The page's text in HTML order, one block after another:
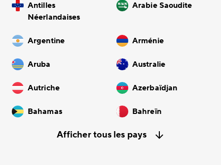
Antilles
Néerlandaises
Arabie Saoudite
Argentine Arménie
Aruba Australie
Autriche Azerbaïdjan
Bahamas Bahreïn
Afficher tous les pays